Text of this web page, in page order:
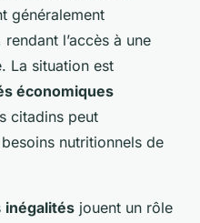
généralement
l’accès à une
La situation est
économiques
citadins peut
nutritionnels de
inégalités jouent un rôle